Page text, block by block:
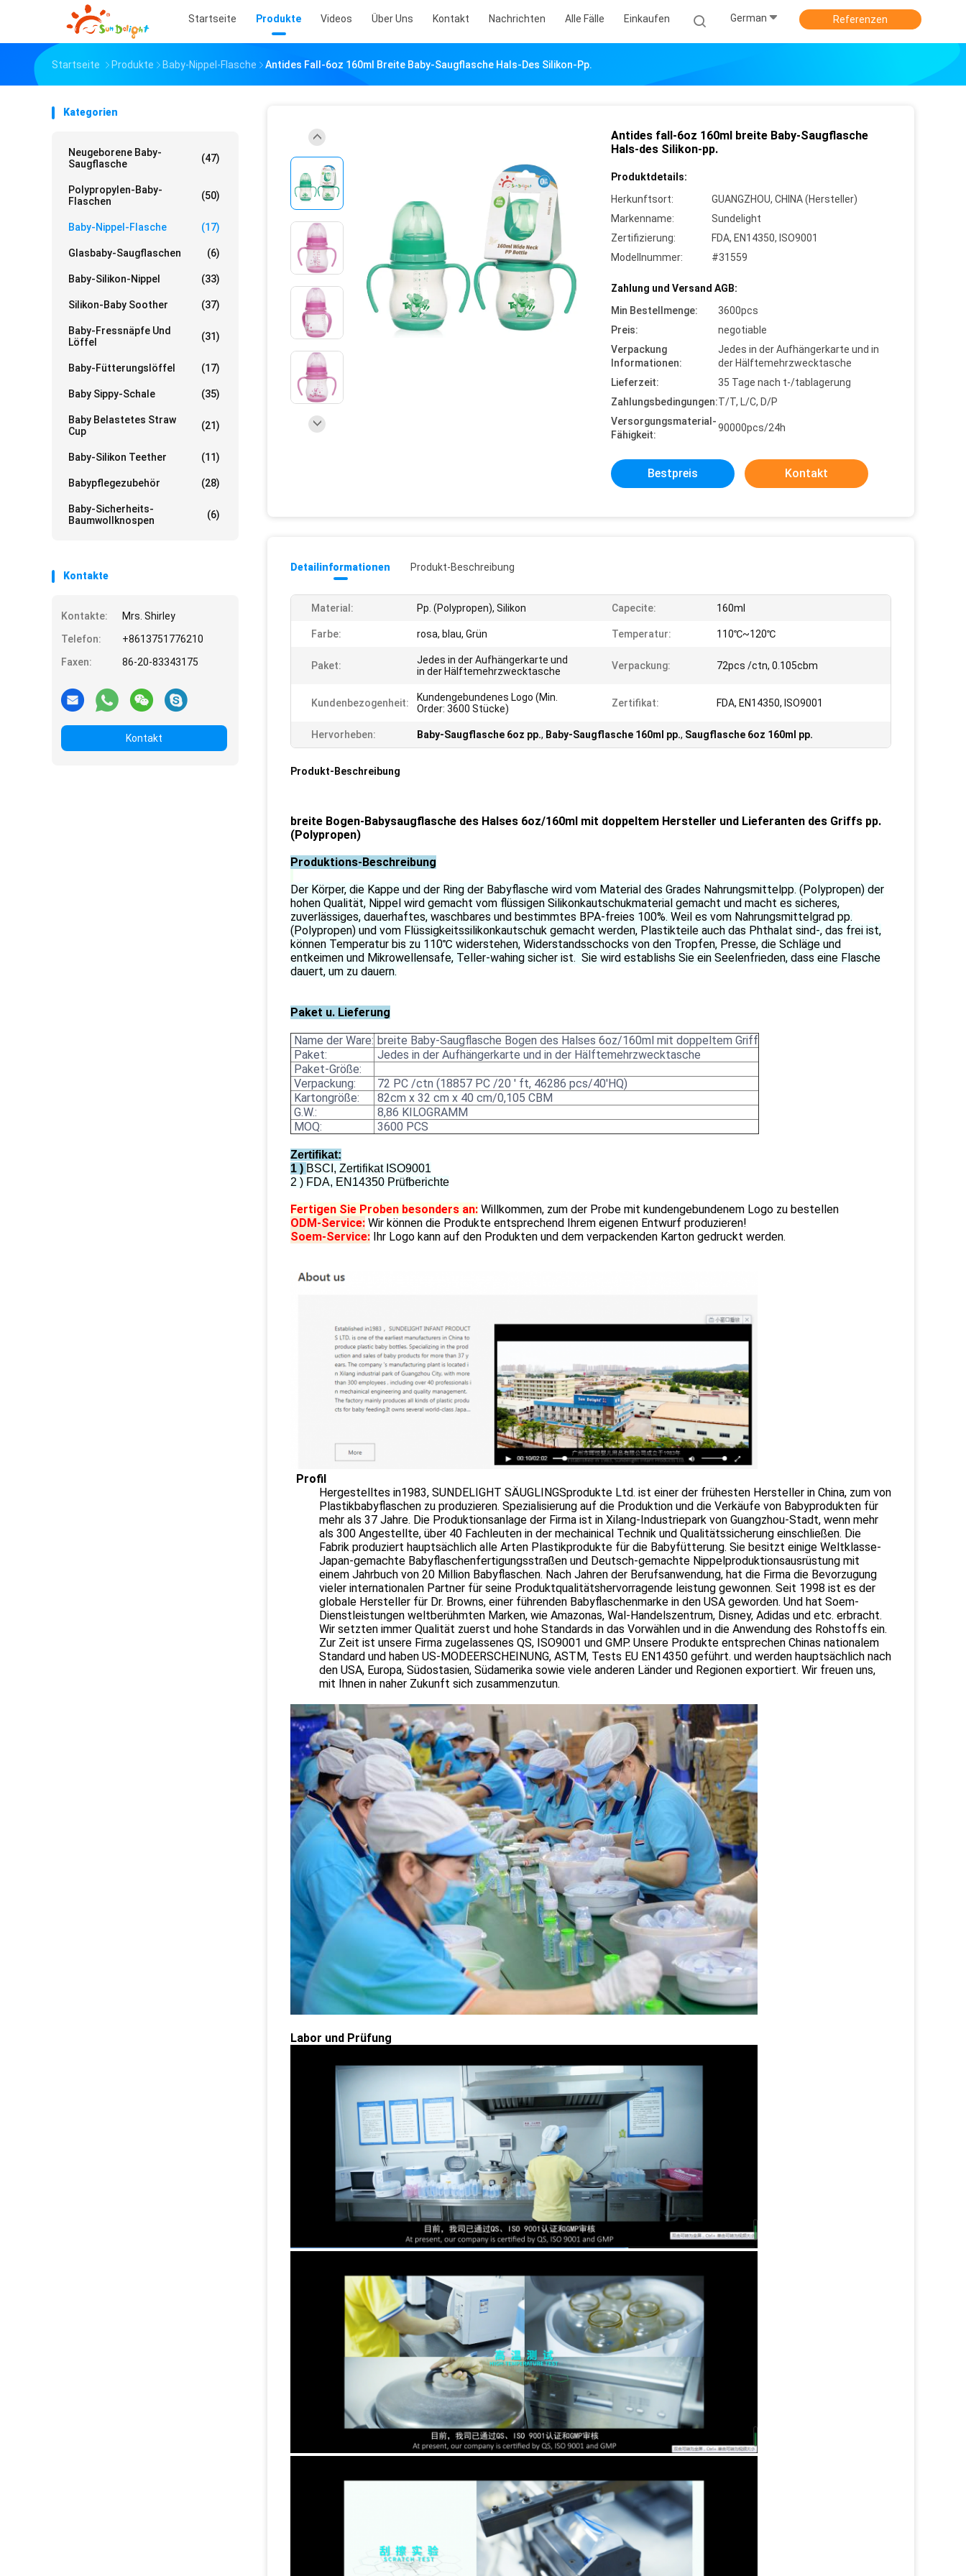
Startseite Produkte Videos Über Uns Kontakt Nachrichten Alle Fälle Einkaufen German Referenzen
Startseite Produkte Baby-Nippel-Flasche Antides Fall-6oz 160ml Breite Baby-Saugflasche Hals-Des Silikon-Pp.
Kategorien
Neugeborene Baby-
Saugflasche
(47)
Polypropylen-Baby-
Flaschen
(50)
Baby-Nippel-Flasche (17)
Glasbaby-Saugflaschen (6)
Baby-Silikon-Nippel (33)
Silikon-Baby Soother (37)
Baby-Fressnäpfe Und
Löffel
(31)
Baby-Fütterungslöffel (17)
Baby Sippy-Schale (35)
Baby Belastetes Straw
Cup
(21)
Baby-Silikon Teether (11)
Babypflegezubehör (28)
Baby-Sicherheits-
Baumwollknospen
(6)
Kontakte
Kontakte:
Mrs. Shirley
Telefon:
+8613751776210
Faxen:
86-20-83343175
Kontakt
Antides fall-6oz 160ml breite Baby-Saugflasche
Hals-des Silikon-pp.
Produktdetails:
Herkunftsort:
GUANGZHOU, CHINA (Hersteller)
Markenname:
Sundelight
Zertifizierung:
FDA, EN14350, ISO9001
Modellnummer:
#31559
Zahlung und Versand AGB:
Min Bestellmenge:
3600pcs
Preis:
negotiable
Verpackung
Informationen:
Jedes in der Aufhängerkarte und in
der Hälftemehrzwecktasche
Lieferzeit:
35 Tage nach t-/tablagerung
Zahlungsbedingungen:T/T, L/C, D/P
Versorgungsmaterial-
Fähigkeit:
90000pcs/24h
Bestpreis Kontakt
Detailinformationen Produkt-Beschreibung
Material: Pp. (Polypropen), Silikon Capecite: 160ml
Farbe: rosa, blau, Grün Temperatur: 110℃~120℃
Paket:
Jedes in der Aufhängerkarte und
in der Hälftemehrzwecktasche
Verpackung: 72pcs /ctn, 0.105cbm
Kundenbezogenheit:
Kundengebundenes Logo (Min.
Order: 3600 Stücke)
Zertifikat: FDA, EN14350, ISO9001
Hervorheben: Baby-Saugflasche 6oz pp., Baby-Saugflasche 160ml pp., Saugflasche 6oz 160ml pp.
Produkt-Beschreibung
breite Bogen-Babysaugflasche des Halses 6oz/160ml mit doppeltem Hersteller und Lieferanten des Griffs pp.
(Polypropen)
Produktions-Beschreibung
Der Körper, die Kappe und der Ring der Babyflasche wird vom Material des Grades Nahrungsmittelpp. (Polypropen) der
hohen Qualität, Nippel wird gemacht vom flüssigen Silikonkautschukmaterial gemacht und macht es sicheres,
zuverlässiges, dauerhaftes, waschbares und bestimmtes BPA-freies 100%. Weil es vom Nahrungsmittelgrad pp.
(Polypropen) und vom Flüssigkeitssilikonkautschuk gemacht werden, Plastikteile auch das Phthalat sind-, das frei ist,
können Temperatur bis zu 110℃ widerstehen, Widerstandsschocks von den Tropfen, Presse, die Schläge und
entkeimen und Mikrowellensafe, Teller-wahing sicher ist. Sie wird establishs Sie ein Seelenfrieden, dass eine Flasche
dauert, um zu dauern.
Paket u. Lieferung
Name der Ware: breite Baby-Saugflasche Bogen des Halses 6oz/160ml mit doppeltem Griff
Paket:
Jedes in der Aufhängerkarte und in der Hälftemehrzwecktasche
Paket-Größe:
Verpackung:
72 PC /ctn (18857 PC /20 ' ft, 46286 pcs/40'HQ)
Kartongröße:
82cm x 32 cm x 40 cm/0,105 CBM
G.W.:
8,86 KILOGRAMM
MOQ:
3600 PCS
Zertifikat:
1 ) BSCI, Zertifikat ISO9001
2 ) FDA, EN14350 Prüfberichte
Fertigen Sie Proben besonders an: Willkommen, zum der Probe mit kundengebundenem Logo zu bestellen
ODM-Service: Wir können die Produkte entsprechend Ihrem eigenen Entwurf produzieren!
Soem-Service: Ihr Logo kann auf den Produkten und dem verpackenden Karton gedruckt werden.
Profil
Hergestelltes in1983, SUNDELIGHT SÄUGLINGSprodukte Ltd. ist einer der frühesten Hersteller in China, zum von
Plastikbabyflaschen zu produzieren. Spezialisierung auf die Produktion und die Verkäufe von Babyprodukten für
mehr als 37 Jahre. Die Produktionsanlage der Firma ist in Xilang-Industriepark von Guangzhou-Stadt, wenn mehr
als 300 Angestellte, über 40 Fachleuten in der mechainical Technik und Qualitätssicherung einschließen. Die
Fabrik produziert hauptsächlich alle Arten Plastikprodukte für die Babyfütterung. Sie besitzt einige Weltklasse-
Japan-gemachte Babyflaschenfertigungsstraßen und Deutsch-gemachte Nippelproduktionsausrüstung mit
einem Jahrbuch von 20 Million Babyflaschen. Nach Jahren der Berufsanwendung, hat die Firma die Bevorzugung
vieler internationalen Partner für seine Produktqualitätshervorragende leistung gewonnen. Seit 1998 ist es der
globale Hersteller für Dr. Browns, einer führenden Babyflaschenmarke in den USA geworden. Und hat Soem-
Dienstleistungen weltberühmten Marken, wie Amazonas, Wal-Handelszentrum, Disney, Adidas und etc. erbracht.
Wir setzten immer Qualität zuerst und hohe Standards in das Vorwählen und in die Anwendung des Rohstoffs ein.
Zur Zeit ist unsere Firma zugelassenes QS, ISO9001 und GMP. Unsere Produkte entsprechen Chinas nationalem
Standard und haben US-MODEERSCHEINUNG, ASTM, Tests EU EN14350 geführt. und werden hauptsächlich nach
den USA, Europa, Südostasien, Südamerika sowie viele anderen Länder und Regionen exportiert. Wir freuen uns,
mit Ihnen in naher Zukunft sich zusammenzutun.
Labor und Prüfung